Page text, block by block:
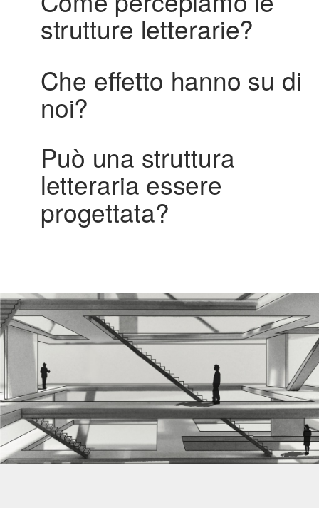
strutture letterarie?
Che effetto hanno su di
noi?
Può una struttura
letteraria essere
progettata?